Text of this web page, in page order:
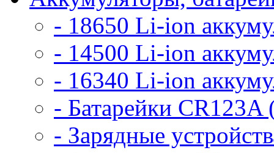
- 18650 Li-ion
- 14500 Li-ion
- 16340 Li-ion
- Батарейки CR123A
- Зарядные